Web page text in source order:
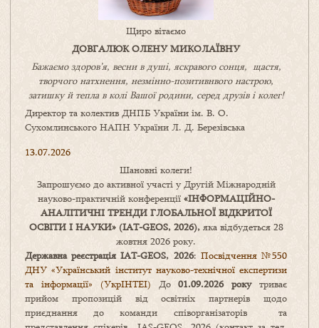
Щиро вітаємо
ДОВГАЛЮК ОЛЕНУ МИКОЛАЇВНУ
Бажаємо здоров’я, весни в душі, яскравого сонця, щастя,
творчого натхнення, незмінно-позитивнвого настрою,
затишкуйтепла в коліВашоїродини, серед друзів і колег!
Директор та колектив ДНПБ України ім. В. О.
Сухомлинського НАПН України Л. Д. Березівська
13.07.2026
Шановні колеги!
Запрошуємо до активної участі у Другій Міжнародній
науково-практичній конференції «ІНФОРМАЦІЙНО-
АНАЛІТИЧНІ ТРЕНДИ ГЛОБАЛЬНОЇ ВІДКРИТОЇ
ОСВІТИ І НАУКИ» (IAT-GEOS, 2026),яка відбудеться 28
жовтня 2026 року.
Державна реєстрація IAT-GEOS, 2026: Посвідчення №550
ДНУ «Український інститут науково-технічної експертизи
та інформації» (УкрІНТЕІ) До01.09.2026 рокутриває
прийом пропозицій від освітніх партнерів щодо
приєднання до команди співорганізаторів та